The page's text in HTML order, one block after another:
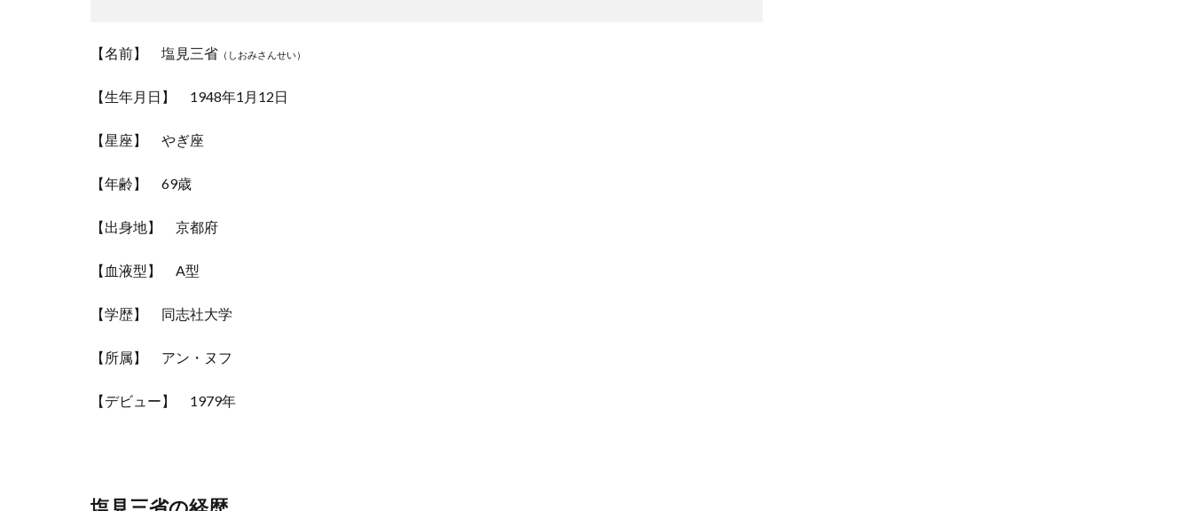
【名前】 塩見三省 （しおみさんせい）
【生年月日】 1948年1月12日
【星座】 やぎ座
【年齢】 69歳
【出身地】 京都府
【血液型】 A型
【学歴】 同志社大学
【所属】 アン・ヌフ
【デビュー】 1979年